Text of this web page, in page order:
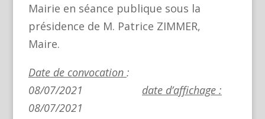
Mairie en séance publique sous la
présidence de M. Patrice ZIMMER,
Maire.
Date de convocation :
08/07/2021 date d’affichage :
08/07/2021